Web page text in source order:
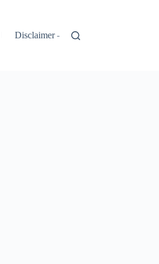
Disclaimer – Penolakan